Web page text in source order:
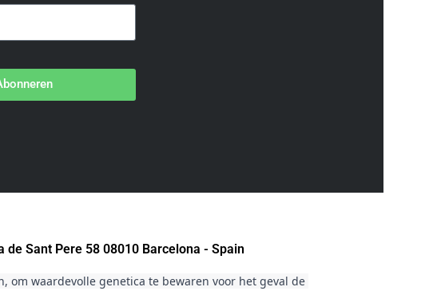
Sant Pere 58 08010 Barcelona - Spain
om waardevolle genetica te bewaren voor het geval de